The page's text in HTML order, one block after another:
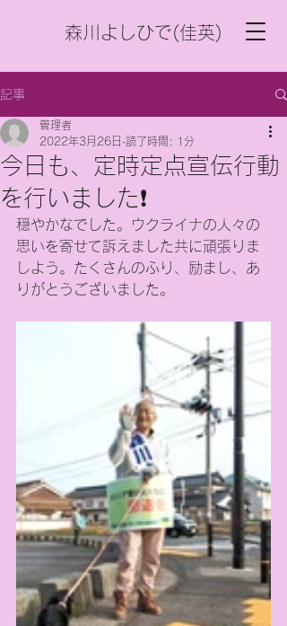
森川よしひで(佳英)
記事
今日も、定時定点宣伝行動
を行いました❗️
管理者
2022年3月26日 読了時間: 1分
穏やかなでした。ウクライナの人々の
思いを寄せて訴えました共に頑張りま
しよう。たくさんのふり、励まし、あ
りがとうございました。